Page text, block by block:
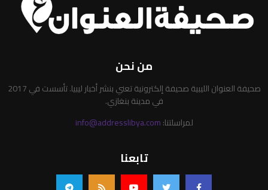
من نحن
صحيفة العنوان الليبية صحيفة إلكترونية تعني بنشر أخبار ليبيا. تأسست في 2017
في مدينة بنغازي.
لمراسلتنا:info@addresslibya.com
تابعنا